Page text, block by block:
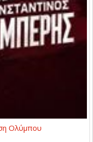
Ολύμπου